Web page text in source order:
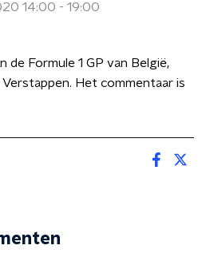
14:00 - 19:00
de Formule 1 GP van België,
Het commentaar is